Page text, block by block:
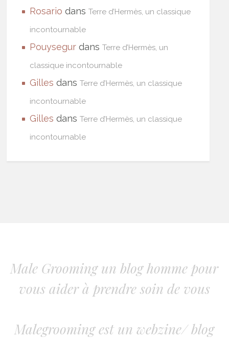
Rosario dansTerre d’Hermès, un classique
incontournable
Pouysegur dansTerre d’Hermès, un
classique incontournable
Gilles dansTerre d’Hermès, un classique
incontournable
Gilles dansTerre d’Hermès, un classique
incontournable
Male Grooming un blog homme pour
vous aider à prendre soin de vous
Malegrooming est un webzine/ blog